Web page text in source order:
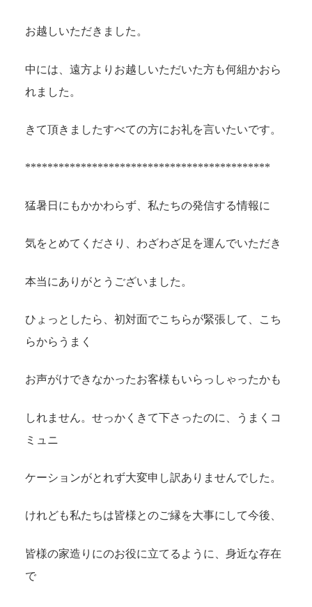
お越しいただきました。
中には、遠方よりお越しいただいた方も何組かおら
れました。
きて頂きましたすべての方にお礼を言いたいです。
********************************************
猛暑日にもかかわらず、私たちの発信する情報に
気をとめてくださり、わざわざ足を運んでいただき
本当にありがとうございました。
ひょっとしたら、初対面でこちらが緊張して、こち
らからうまく
お声がけできなかったお客様もいらっしゃったかも
しれません。せっかくきて下さったのに、うまくコ
ミュニ
ケーションがとれず大変申し訳ありませんでした。
けれども私たちは皆様とのご縁を大事にして今後、
皆様の家造りにのお役に立てるように、身近な存在
で